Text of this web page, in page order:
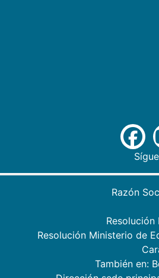
Razón
Resolución
Resolución Ministerio de
También en: